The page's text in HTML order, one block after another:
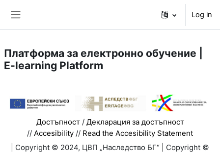
Log in
Платформа за електронно обучение |
E-learning Platform
Достъпност/ Декларация за достъпност
// Accesibility // Read the Accesibility Statement
| Copyright © 2024, ЦВП „Наследство БГ“ | Copyright ©